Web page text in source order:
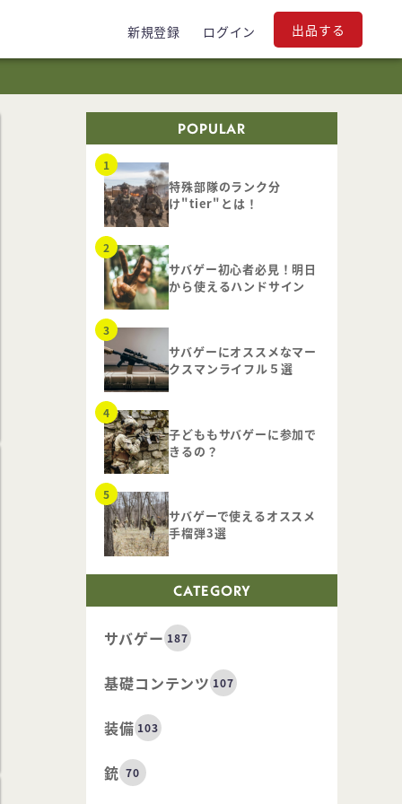
新規登録 ログイン 出品する
POPULAR
特殊部隊のランク分
け"tier"とは！
サバゲー初心者必見！明日
から使えるハンドサイン
サバゲーにオススメなマー
クスマンライフル５選
子どももサバゲーに参加で
きるの？
サバゲーで使えるオススメ
手榴弾3選
CATEGORY
サバゲー 187
基礎コンテンツ 107
装備 103
銃 70